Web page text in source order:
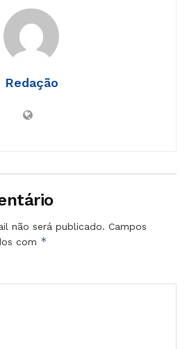
Redação
não será publicado. Campos
com *